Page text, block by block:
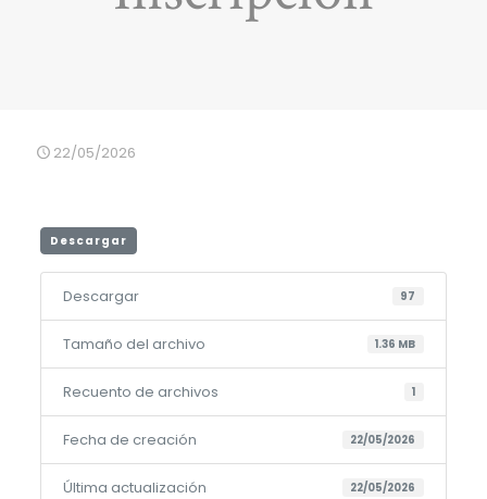
22/05/2026
Descargar
Descargar 97
Tamaño del archivo 1.36 MB
Recuento de archivos 1
Fecha de creación 22/05/2026
Última actualización 22/05/2026